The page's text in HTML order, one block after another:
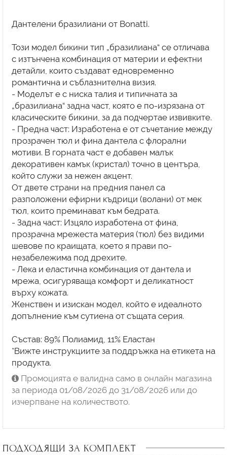
Дантелени бразилиани от Bonatti.
Този модел бикини тип „бразилиана“ се отличава
с изтънчена комбинация от материи и ефектни
детайли, които създават едновременно
романтична и съблазнителна визия.
- Моделът е с ниска талия и типичната за
„бразилиана“ задна част, която е по-изрязана от
класическите бикини, за да подчертае извивките.
- Предна част: Изработена е от съчетание между
прозрачен тюл и фина дантела с флорални
мотиви. В горната част е добавен малък
декоративен камък (кристал) точно в центъра,
който служи за нежен акцент.
От двете страни на предния панел са
разположени ефирни къдрици (волани) от мек
тюл, които преминават към бедрата.
- Задна част: Изцяло изработена от фина,
прозрачна мрежеста материя (тюл) без видими
шевове по краищата, което я прави по-
незабележима под дрехите.
- Лека и еластична комбинация от дантела и
мрежа, осигуряваща комфорт и деликатност
върху кожата.
Женствен и изискан модел, който е идеалното
допълнение към сутиена от същата серия.
Състав: 89% Полиамид, 11% Еластан
*Вижте инструкциите за поддръжка на етикета на
продукта.
Промоцията е валидна само в онлайн магазина
за периода 01/08/2026 до 31/08/2026 или до
изчерпване на количеството.
ПОДХОДЯЩИ ЗА КОМПЛЕКТ